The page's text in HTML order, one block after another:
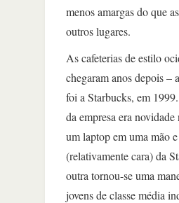
menos amargas do que
outros lugares.
As cafeterias de estilo
chegaram anos depois –
foi a Starbucks, em
da empresa era
um laptop em uma mão
(relativamente cara) da
outra tornou-se uma
jovens de classe média